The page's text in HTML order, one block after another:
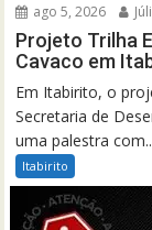
ago 5, 2026
Projeto Trilha
Cavaco em
Em Itabirito, o
Secretaria de
uma palestra
Itabirito